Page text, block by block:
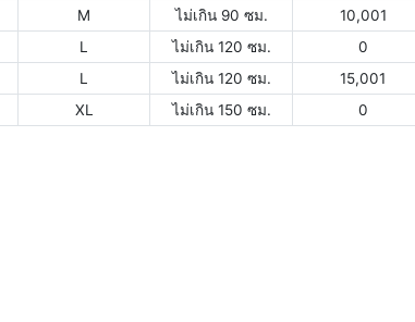
M ไม่เกิน 90 ซม. 10,001
L ไม่เกิน 120 ซม. 0
L ไม่เกิน 120 ซม. 15,001
XL ไม่เกิน 150 ซม. 0